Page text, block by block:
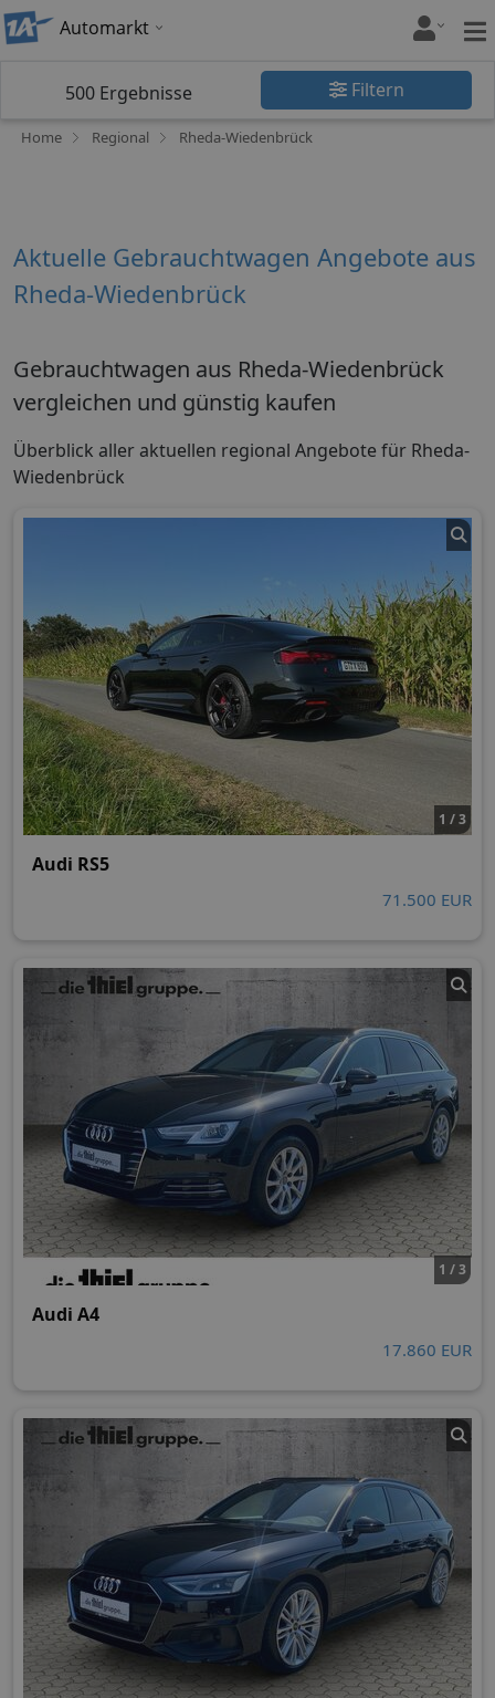
Automarkt
500 Ergebnisse Filtern
Home Regional Rheda-Wiedenbrück
Aktuelle Gebrauchtwagen Angebote aus
Rheda-Wiedenbrück
Gebrauchtwagen aus Rheda-Wiedenbrück
vergleichen und günstig kaufen
Überblick aller aktuellen regional Angebote für Rheda-
Wiedenbrück
1 / 3
Audi RS5
71.500 EUR
1 / 3
Audi A4
17.860 EUR